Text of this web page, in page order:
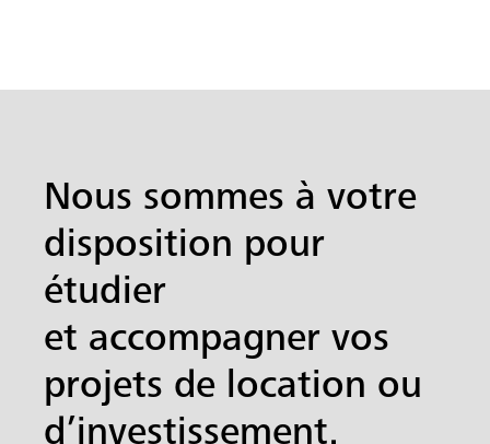
Nous sommes à votre
disposition pour
étudier
et accompagner vos
projets de location ou
d’investissement.